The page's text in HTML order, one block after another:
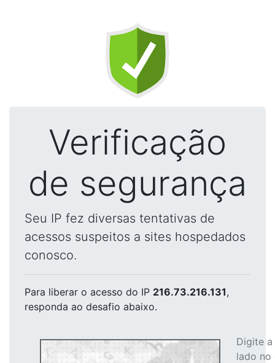
Verificação
de segurança
Seu IP fez diversas tentativas de
acessos suspeitos a sites hospedados
conosco.
Para liberar o acesso do IP 216.73.216.131,
responda ao desafio abaixo.
Digite
lado no